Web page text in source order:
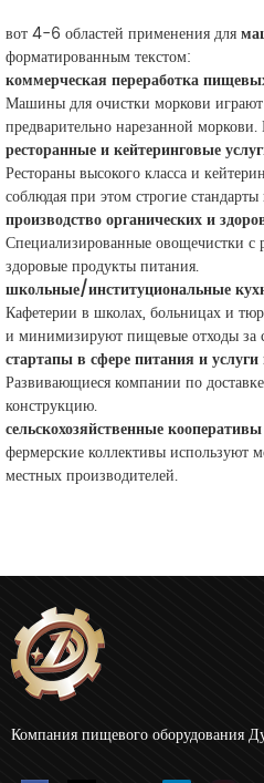
вот 4-6 областей применения для
форматированным текстом:
коммерческая переработка
Машины для очистки моркови
предварительно нарезанной
ресторанные и кейтеринговые
Рестораны высокого класса и
соблюдая при этом строгие
производство органических и
Специализированные овощечистки с
здоровые продукты питания.
школьные/институциональные
Кафетерии в школах, больницах и
и минимизируют пищевые отходы за
стартапы в сфере питания и
Развивающиеся компании по
конструкцию.
сельскохозяйственные кооперативы
фермерские коллективы используют
местных производителей.
Компания пищевого оборудования